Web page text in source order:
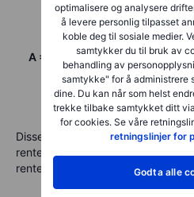
optimalisere og analysere
å levere personlig tilpasset
koble deg til sosiale medier.
samtykker du til bruk av
behandling av
samtykke" for å administrere
dine. Du kan når som helst
trekke tilbake samtykket ditt
for cookies. Se våre
retningslinjer for
Godta alle
Månedlig
A = 100 000 NOK × (1 + 0,05/
Totalt opptjente
Disse eksemplene viser hvordan
rentetilskriving kan føre til høyere
rentesatsen og tidsperioden er de